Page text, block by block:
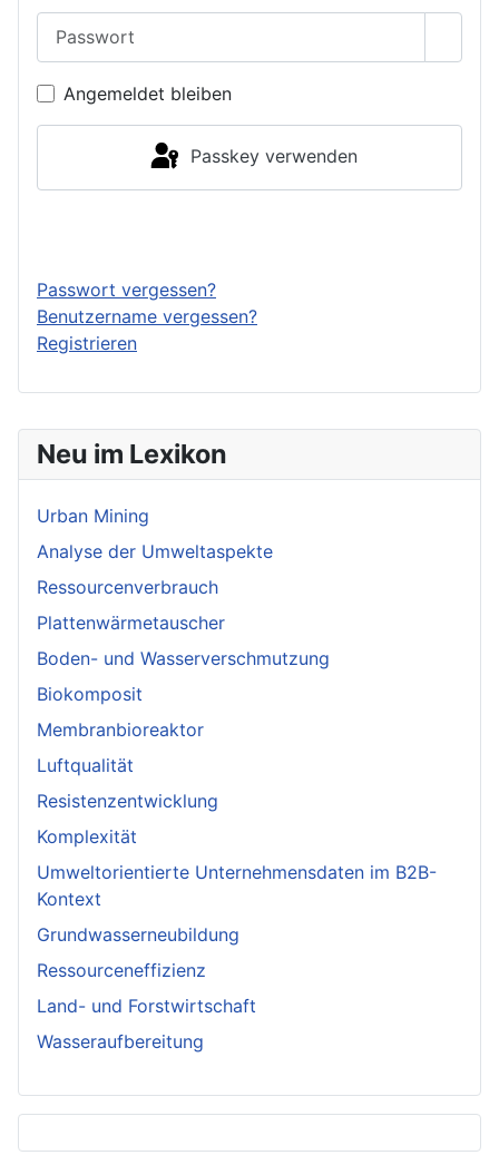
Neu im Lexikon
Urban Mining
Analyse der Umweltaspekte
Ressourcenverbrauch
Plattenwärmetauscher
Boden- und Wasserverschmutzung
Biokomposit
Membranbioreaktor
Luftqualität
Resistenzentwicklung
Komplexität
Umweltorientierte Unternehmensdaten im B2B-
Kontext
Grundwasserneubildung
Ressourceneffizienz
Land- und Forstwirtschaft
Wasseraufbereitung
Angemeldet bleiben
Passkey verwenden
Passwort vergessen?
Benutzername vergessen?
Registrieren